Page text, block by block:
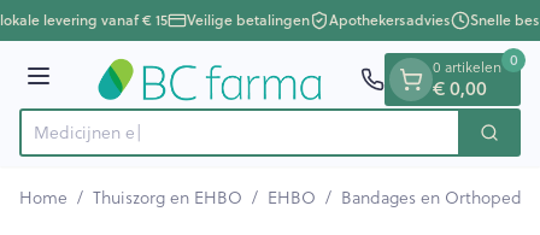
Ga naar de inhoud
1 van 1
levering vanaf € 15 Veilige betalingen Apothekersadvies Snelle
Menu
Product, merk, categorie...
Zoek
0 artikelen
€ 0,00
0
Home / Thuiszorg en EHBO / EHBO / Bandages en